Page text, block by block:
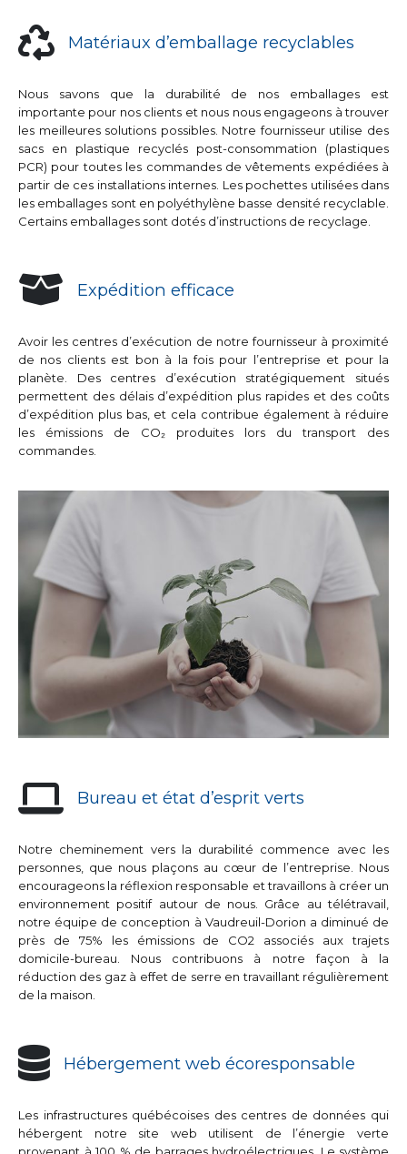
Matériaux d’emballage recyclables
Nous savons que la durabilité de nos emballages est
importante pour nos clients et nous nous engageons à trouver
les meilleures solutions possibles. Notre fournisseur utilise des
sacs en plastique recyclés post-consommation (plastiques
PCR) pour toutes les commandes de vêtements expédiées à
partir de ces installations internes. Les pochettes utilisées dans
les emballages sont en polyéthylène basse densité recyclable.
Certains emballages sont dotés d’instructions de recyclage.
Expédition efficace
Avoir les centres d’exécution de notre fournisseur à proximité
de nos clients est bon à la fois pour l’entreprise et pour la
planète. Des centres d’exécution stratégiquement situés
permettent des délais d’expédition plus rapides et des coûts
d’expédition plus bas, et cela contribue également à réduire
les émissions de CO₂ produites lors du transport des
commandes.
Bureau et état d’esprit verts
Notre cheminement vers la durabilité commence avec les
personnes, que nous plaçons au cœur de l’entreprise. Nous
encourageons la réflexion responsable et travaillons à créer un
environnement positif autour de nous. Grâce au télétravail,
notre équipe de conception à Vaudreuil-Dorion a diminué de
près de 75% les émissions de CO2 associés aux trajets
domicile-bureau. Nous contribuons à notre façon à la
réduction des gaz à effet de serre en travaillant régulièrement
de la maison.
Hébergement web écoresponsable
Les infrastructures québécoises des centres de données qui
hébergent notre site web utilisent de l’énergie verte
provenant à 100 % de barrages hydroélectriques. Le système